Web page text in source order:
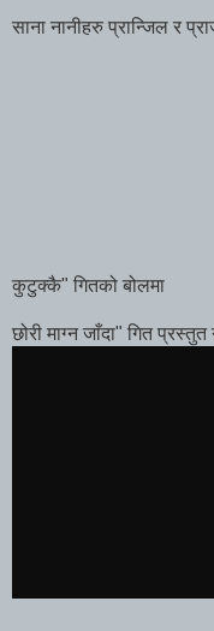
साना नानीहरु प्रान्जिल र
कुटुक्कै" गितको बोलमा
छोरी माग्न जाँदा" गित प्रस्तुत